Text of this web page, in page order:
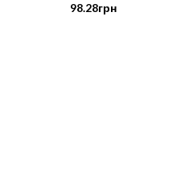
98.28грн